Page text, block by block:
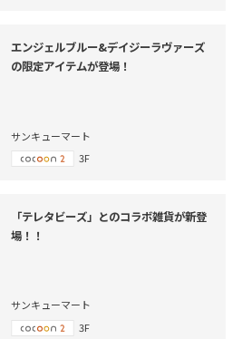
エンジェルブルー&デイジーラヴァーズ
の限定アイテムが登場！
サンキューマート
3F
「テレタビーズ」とのコラボ雑貨が新登
場！！
サンキューマート
3F